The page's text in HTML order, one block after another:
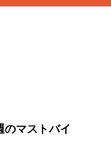
マストバイ